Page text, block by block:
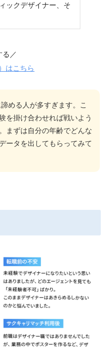
ックデザイナー、そ
る／
はこちら
める人が多すぎます。こ
を掛け合わせれば戦いよう
まずは自分の年齢でどんな
ータを出してもらってみて